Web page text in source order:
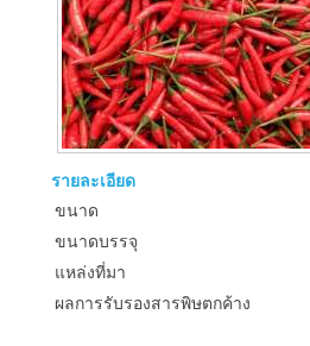
รายละเอียด
ขนาด
ขนาดบรรจุ
แหล่งที่มา
ผลการรับรองสารพิษตกค้าง